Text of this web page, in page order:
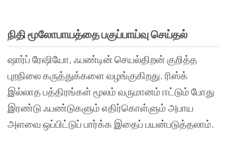
நிதிமூலோபாயத்தைபகுப்பாய்வுசெய்தல்
ஷார்ப் ரேஷியோ, ஃபண்டின் செயல்திறன் குறித்த
புறநிலைகருத்துக்களை வழங்குகிறது. ரிஸ்க்
இல்லாத பத்திரங்கள் மூலம் வருமானம் ஈட்டும் போது
இரண்டுஃபண்டுகளும் எதிர்கொள்ளும் அபாய
அளவை ஒப்பிட்டுப் பார்க்க இதைப் பயன்படுத்தலாம்.